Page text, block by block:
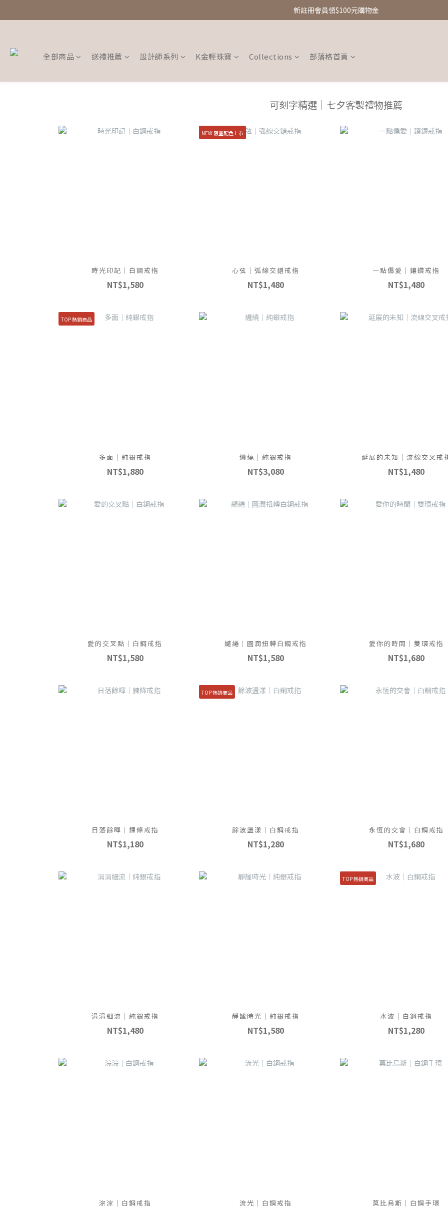
新註冊會員領$100元購物金
新註冊會員領$100元購物金
全部商品 送禮推薦 設計師系列 K金輕珠寶 Collections 部落格首頁
可刻字精選｜七夕客製禮物推薦
時光印記｜白鋼戒指
NT$1,580
NEW 限量配色上市
心弦｜弧線交錯戒指
NT$1,480
一點偏愛｜鑲鑽戒指
NT$1,480
TOP 熱銷商品
多面｜純銀戒指
NT$1,880
纏繞｜純銀戒指
NT$3,080
延展的未知｜流線交叉戒
NT$1,480
愛的交叉點｜白鋼戒指
NT$1,580
繾綣｜圓潤扭轉白鋼戒指
NT$1,580
愛你的時間｜雙環戒指
NT$1,680
日落餘暉｜鍊條戒指
NT$1,180
TOP 熱銷商品
餘波盪漾｜白鋼戒指
NT$1,280
永恆的交會｜白鋼戒指
NT$1,680
涓涓細流｜純銀戒指
NT$1,480
靜謐時光｜純銀戒指
NT$1,580
TOP 熱銷商品
水波｜白鋼戒指
NT$1,280
淙淙​​｜白鋼戒指 流光｜白鋼戒指 莫比烏斯｜白鋼手環